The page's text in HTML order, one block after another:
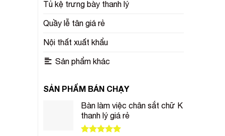
Tủ kệ trưng bày thanh lý
Quầy lễ tân giá rẻ
Nội thất xuất khẩu
Sản phẩm khác
SẢN PHẨM BÁN CHẠY
Bàn làm việc chân sắt chữ K
thanh lý giá rẻ